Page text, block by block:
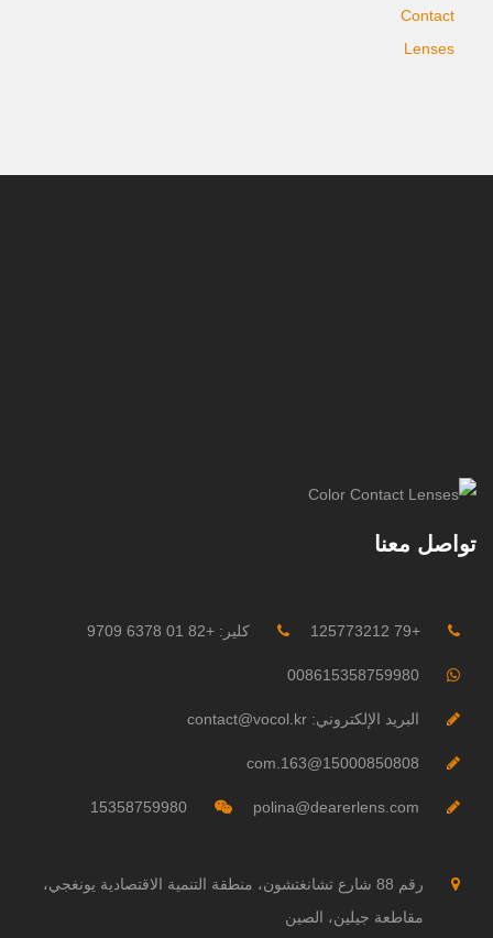
تواصل معنا
+79 125773212 كلير: +82 01 6378 9709
008615358759980
البريد الإلكتروني: contact@vocol.kr
15000850808@163.com
polina@dearerlens.com
15358759980
رقم 88 شارع تشانغتشون، منطقة التنمية الاقتصادية يونغجي،
مقاطعة جيلين، الصين